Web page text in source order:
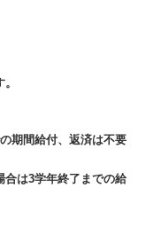
期間給付、返済は不要
合は3学年終了までの給